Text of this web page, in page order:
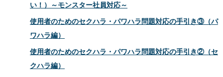
い！）～モンスター社員対応～
使用者のためのセクハラ・パワハラ問題対応の手引き③（パ
ワハラ編）
使用者のためのセクハラ・パワハラ問題対応の手引き②（セ
クハラ編）